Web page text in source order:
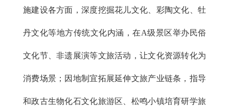
施建设各方面，深度挖掘花儿文化、彩陶文化、牡
丹文化等地方传统文化内涵，在A级景区举办民俗
文化节、非遗展演等文旅活动，让文化资源转化为
消费场景；因地制宜拓展延伸文旅产业链条，指导
和政古生物化石文化旅游区、松鸣小镇培育研学旅